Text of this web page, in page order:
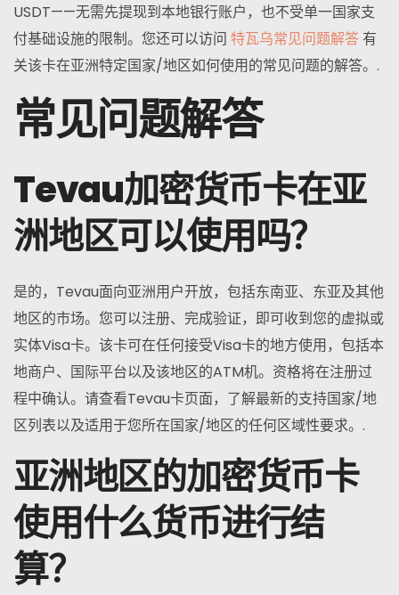
USDT——无需先提现到本地银行账户，也不受单一国家支
付基础设施的限制。您还可以访问 特瓦乌常见问题解答 有
关该卡在亚洲特定国家/地区如何使用的常见问题的解答。.
常见问题解答
Tevau加密货币卡在亚
洲地区可以使用吗？
是的，Tevau面向亚洲用户开放，包括东南亚、东亚及其他
地区的市场。您可以注册、完成验证，即可收到您的虚拟或
实体Visa卡。该卡可在任何接受Visa卡的地方使用，包括本
地商户、国际平台以及该地区的ATM机。资格将在注册过
程中确认。请查看Tevau卡页面，了解最新的支持国家/地
区列表以及适用于您所在国家/地区的任何区域性要求。.
亚洲地区的加密货币卡
使用什么货币进行结
算？